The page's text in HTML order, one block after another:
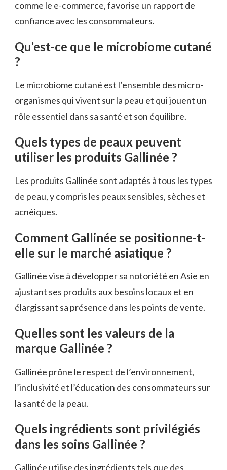
comme le e-commerce, favorise un rapport de
confiance avec les consommateurs.
Qu’est-ce que le microbiome cutané
?
Le microbiome cutané est l’ensemble des micro-
organismes qui vivent sur la peau et qui jouent un
rôle essentiel dans sa santé et son équilibre.
Quels types de peaux peuvent
utiliser les produits Gallinée ?
Les produits Gallinée sont adaptés à tous les types
de peau, y compris les peaux sensibles, sèches et
acnéiques.
Comment Gallinée se positionne-t-
elle sur le marché asiatique ?
Gallinée vise à développer sa notoriété en Asie en
ajustant ses produits aux besoins locaux et en
élargissant sa présence dans les points de vente.
Quelles sont les valeurs de la
marque Gallinée ?
Gallinée prône le respect de l’environnement,
l’inclusivité et l’éducation des consommateurs sur
la santé de la peau.
Quels ingrédients sont privilégiés
dans les soins Gallinée ?
Gallinée utilise des ingrédients tels que des